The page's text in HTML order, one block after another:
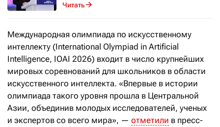
Читать
Международная олимпиада по искусственному
интеллекту (International Olympiad in Artificial
Intelligence, IOAI 2026) входит в число крупнейших
мировых соревнований для школьников в области
искусственного интеллекта. «Впервые в истории
олимпиада такого уровня прошла в Центральной
Азии, объединив молодых исследователей, ученых
и экспертов со всего мира», — отметили в пресс-